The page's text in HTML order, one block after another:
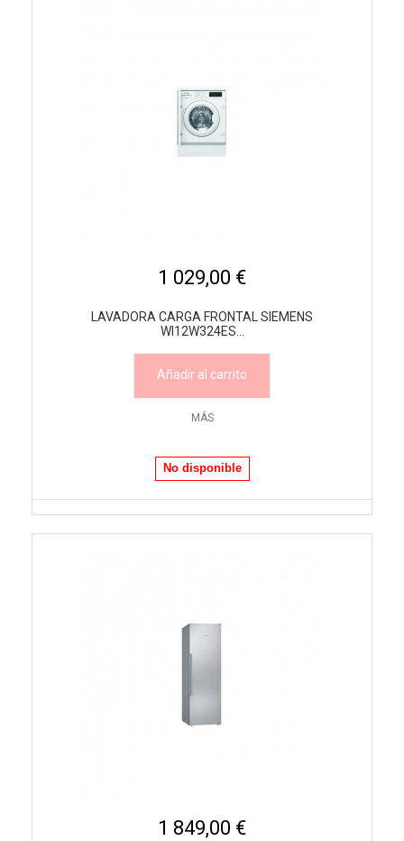
1 029,00 €
LAVADORA CARGA FRONTAL SIEMENS
WI12W324ES...
Añadir al carrito
MÁS
No disponible
1 849,00 €